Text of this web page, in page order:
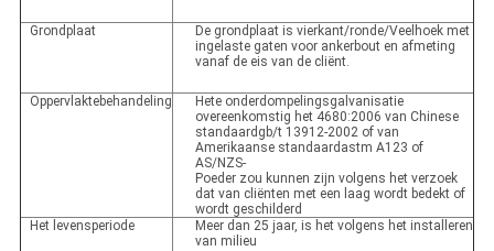
Grondplaat
De grondplaat is vierkant/ronde/Veelhoek met
ingelaste gaten voor ankerbout en afmeting
vanaf de eis van de cliënt.
Oppervlaktebehandeling
Hete onderdompelingsgalvanisatie
overeenkomstig het 4680:2006 van Chinese
standaardgb/t 13912-2002 of van
Amerikaanse standaardastm A123 of
AS/NZS-
Poeder zou kunnen zijn volgens het verzoek
dat van cliënten met een laag wordt bedekt of
wordt geschilderd
Het levensperiode
Meer dan 25 jaar, is het volgens het installeren
van milieu